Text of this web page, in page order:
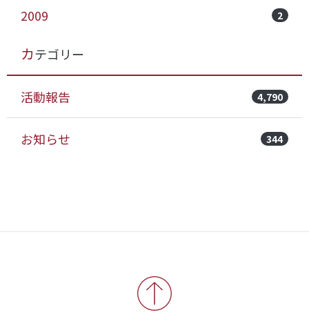
2009 2
カテゴリー
活動報告 4,790
お知らせ 344